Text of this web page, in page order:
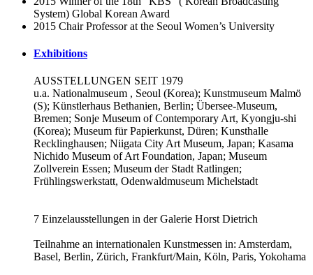
System) Global Korean Award
2015 Chair Professor at the Seoul Women’s University
Exhibitions
AUSSTELLUNGEN SEIT 1979
u.a. Nationalmuseum , Seoul (Korea); Kunstmuseum Malmö
(S); Künstlerhaus Bethanien, Berlin; Übersee-Museum,
Bremen; Sonje Museum of Contemporary Art, Kyongju-shi
(Korea); Museum für Papierkunst, Düren; Kunsthalle
Recklinghausen; Niigata City Art Museum, Japan; Kasama
Nichido Museum of Art Foundation, Japan; Museum
Zollverein Essen; Museum der Stadt Ratlingen;
Frühlingswerkstatt, Odenwaldmuseum Michelstadt
7 Einzelausstellungen in der Galerie Horst Dietrich
Teilnahme an internationalen Kunstmessen in: Amsterdam,
Basel, Berlin, Zürich, Frankfurt/Main, Köln, Paris, Yokohama